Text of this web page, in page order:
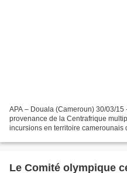
APA – Douala (Cameroun) 30/03/
provenance de la Centrafrique
incursions en territoire camerounais
Le Comité olympique